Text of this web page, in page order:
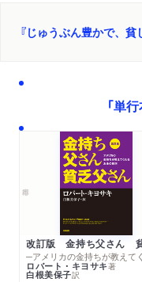
『じゅうぶん豊かで、
「単
ロバート・キヨサキ著
白根美保子訳